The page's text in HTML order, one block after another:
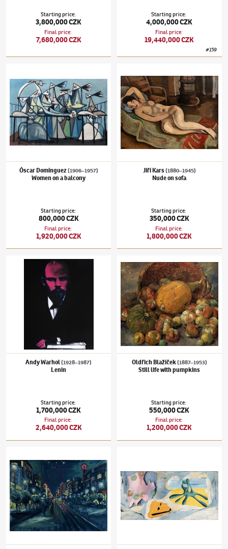
Starting price:
3,800,000 CZK
Final price:
7,680,000 CZK
Starting price:
4,000,000 CZK
Final price:
19,440,000 CZK
#159
Óscar Domínguez(1906–1957)
Women on a balcony
Starting price:
800,000 CZK
Final price:
1,920,000 CZK
Jiří Kars (1880–1945)
Nude on sofa
Starting price:
350,000 CZK
Final price:
1,800,000 CZK
Andy Warhol(1928–1987)Lenin
Andy Warhol(1928–1987)
Lenin
Starting price:
1,700,000 CZK
Final price:
2,640,000 CZK
Oldřich Blažíček(1887–1953)Still life with
Oldřich Blažíček(1887–1953)
Still life with pumpkins
Starting price:
550,000 CZK
Final price:
1,200,000 CZK